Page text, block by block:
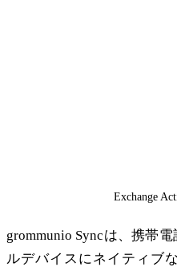
Exchange
grommunio Syncは、携帯
ルデバイスにネイティブ